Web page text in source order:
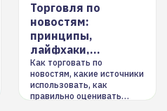
Торговля по
новостям:
принципы,
лайфхаки,
инструменты
Как торговать по
новостям, какие источники
использовать, как
правильно оценивать